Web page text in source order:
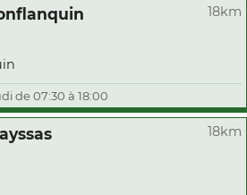
18km
de 07:30 à 18:00
18km